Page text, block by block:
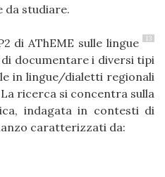
da studiare.
13
di AThEME sulle lingue
documentare i diversi tipi
in lingue/dialetti regionali
ricerca si concentra sulla
indagata in contesti di
caratterizzati da: